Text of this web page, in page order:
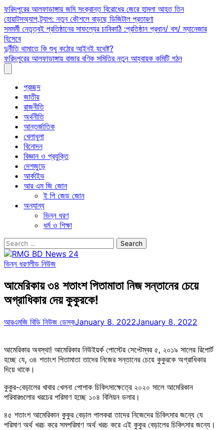
Skip
to
content
ফরিদপুরের আলফাডাঙ্গায় জমি সংক্রান্ত বিরোধের জেরে হামলা আহত তিন
হোয়াটসঅ্যাপ ট্র্যাপ: নতুন কৌশলে বাড়ছে ডিজিটাল প্রতারণা
সমমর্মী নেতৃত্বই প্রতিষ্ঠানের সাফল্যের চাবিকাঠি :প্রতিষ্ঠান প্রধান/ বস/ ম্যানেজার
হিসেবে
দুর্নীতি থামাতে কি শুধু কঠোর আইনই যথেষ্ট?
ফরিদপুরের আলফাডাঙ্গায় বাজার বণিক সমিতির নতুন আহ্বায়ক কমিটি গঠন
প্রচ্ছদ
জাতীয়
রাজনীতি
অর্থনীতি
আন্তর্জাতিক
খেলাধুলা
বিনোদন
বিজ্ঞান ও প্রযুক্তি
দেশজুড়ে
আর্কাইভ
আর এম জি জোন
ই পি জেড জোন
অন্যান্য
ভিন্ন ধরণ
ধর্ম ও শিক্ষা
Search
for:
ভিন্ন ধরণলীড নিউজ
আমেরিকায় ৩৪ শতাংশ পিতামাতা নিজ সন্তানের চেয়ে
অগ্রাধিকার দেয় কুকুরকে!
আরএমজি বিডি নিউজ ডেস্কJanuary 8, 2022January 8, 2022
আমেরিকার অবস্থা! আমেরিকার নিউইয়র্ক পোস্টের সেপ্টেম্বর ৫, ২০১৯ সালের রিপোর্ট
হচ্ছে যে, ৩৪ শতাংশ পিতামাতা তাদের নিজের সন্তানের চেয়ে কুকুরকে অগ্রাধিকার
দিয়ে থাকে।
কুকুর-বেড়ালের খাবার খেলনা পোশাক চিকিৎসাক্ষেত্রে ২০২০ সালে আমেরিকান
পরিবারগুলোর খরচের পরিমাণ হচ্ছে ১০৪ বিলিয়ন ডলার।
৪৫ শতাংশ আমেরিকান কুকুর বেড়াল পালকরা তাদের নিজেদের চিকিৎসার জন্যে যে
পরিমাণ অর্থ খরচ করে সমপরিমাণ অর্থ খরচ করে এই কুকুর বেড়ালের চিকিৎসার জন্যে।